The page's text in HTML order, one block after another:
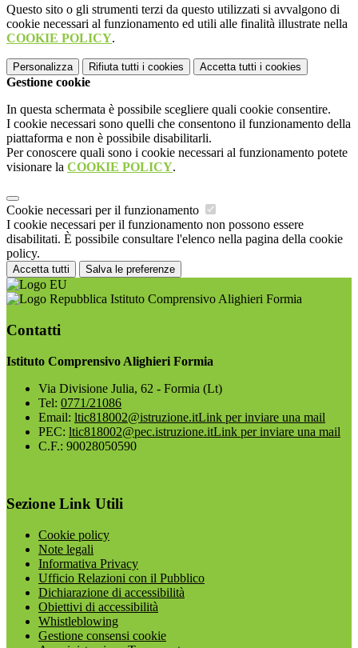
Questo sito o gli strumenti terzi da questo utilizzati si avvalgono di
cookie necessari al funzionamento ed utili alle finalità illustrate nella
COOKIE POLICY.
Personalizza Rifiuta tutti i cookies Accetta tutti i cookies
Gestione cookie
In questa schermata è possibile scegliere quali cookie consentire.
I cookie necessari sono quelli che consentono il funzionamento della
piattaforma e non è possibile disabilitarli.
Per conoscere quali sono i cookie necessari al funzionamento potete
visionare la COOKIE POLICY.
Cookie necessari per il funzionamento
I cookie necessari per il funzionamento non possono essere
disabilitati. È possibile consultare l'elenco nella pagina della cookie
policy.
Accetta tutti Salva le preferenze
Istituto Comprensivo Alighieri Formia
Contatti
Istituto Comprensivo Alighieri Formia
Via Divisione Julia, 62 - Formia (Lt)
Tel: 0771/21086
Email: ltic818002@istruzione.itLink per inviare una mail
PEC: ltic818002@pec.istruzione.itLink per inviare una mail
C.F.: 90028050590
Sezione Link Utili
Cookie policy
Note legali
Informativa Privacy
Ufficio Relazioni con il Pubblico
Dichiarazione di accessibilità
Obiettivi di accessibilità
Whistleblowing
Gestione consensi cookie